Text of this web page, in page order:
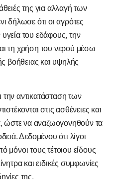
της για αλλαγή των
δήλωσε ότι οι αγρότες
του εδάφους, την
τη χρήση του νερού μέσω
βοήθειας και υψηλής
αντικατάσταση των
στις ασθένειες και
ώστε να αναζωογονηθούν τα
Δεδομένου ότι λίγοι
μόνοι τους τέτοιου είδους
και ειδικές συμφωνίες
της.